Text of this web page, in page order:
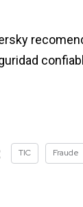
TIC Fraude